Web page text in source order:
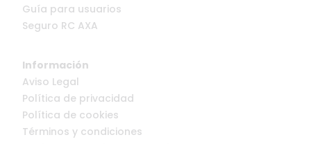
Guía para usuarios
Seguro RC AXA
Información
Aviso Legal
Política de privacidad
Política de cookies
Términos y condiciones